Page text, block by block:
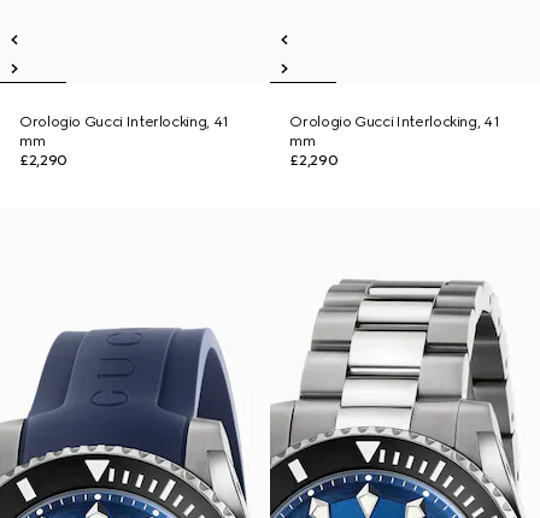
Orologio Gucci Interlocking, 41
mm
£2,290
Orologio Gucci Interlocking, 41
mm
£2,290